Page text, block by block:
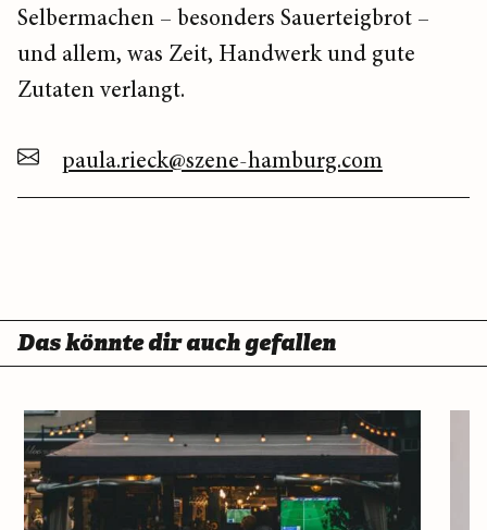
Selbermachen – besonders Sauerteigbrot –
und allem, was Zeit, Handwerk und gute
Zutaten verlangt.
paula.rieck@szene-hamburg.com
Das könnte dir auch gefallen